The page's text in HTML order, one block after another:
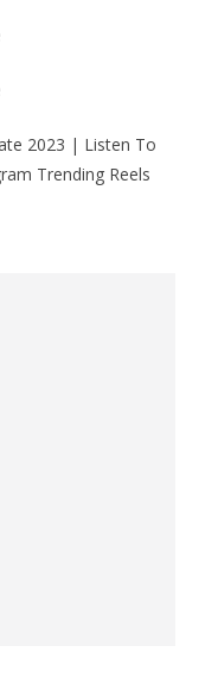
2023 | Listen To
Trending Reels